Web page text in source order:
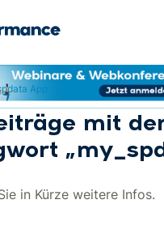
Suchen
App
mit
in Kürze weitere Infos.